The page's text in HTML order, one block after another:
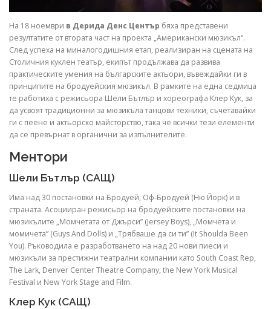
На 18 ноември в Дерида Денс Център бяха представени
резултатите от втората част на проекта „Американски мюзикъл“.
След успеха на миналогодишния етап, реализиран на сцената на
Столичния куклен театър, екипът продължава да развива
практическите умения на българските актьори, въвеждайки ги в
принципите на бродуейския мюзикъл. В рамките на една седмица
те работиха с режисьора Шели Бътлър и хореографа Клер Кук, за
да усвоят традиционни за мюзикъла танцови техники, съчетавайки
ги с пеене и актьорско майсторство, така че всички тези елементи
да се превърнат в органични за изпълнителите.
Ментори
Шели Бътлър (САЩ)
Има над 30 постановки на Бродуей, Оф-Бродуей (Ню Йорк) и в
страната. Асоцииран режисьор на бродуейските постановки на
мюзикълите „Момчетата от Джърси” (Jersey Boys), „Момчета и
момичета” (Guys And Dolls) и „Трябваше да си ти” (It Shoulda Been
You). Ръководила е разработването на над 20 нови пиеси и
мюзикъли за престижни театрални компании като South Coast Rep,
The Lark, Denver Center Theatre Company, the New York Musical
Festival и New York Stage and Film.
Клер Кук (САЩ)